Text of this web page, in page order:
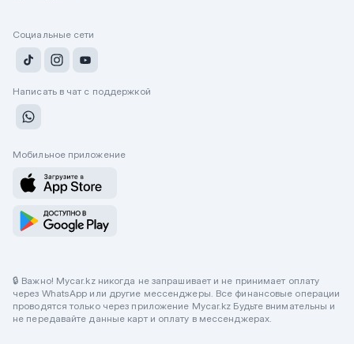
Социальные сети
Написать в чат с поддержкой
Мобильное приложение
🔒 Важно! Mycar.kz никогда не запрашивает и не принимает оплату
через WhatsApp или другие мессенджеры. Все финансовые операции
проводятся только через приложение Mycar.kz Будьте внимательны и
не передавайте данные карт и оплату в мессенджерах.